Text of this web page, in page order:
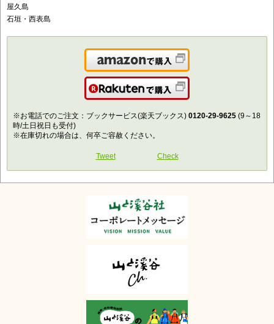
屋久島
石垣・西表島
Amazonで購入
楽天で購入
※お電話でのご注文：ブックサービス(楽天ブックス) 0120-29-9625 (9～18
時/土日祝日も受付)
※在庫切れの場合は、何卒ご容赦ください。
Tweet Check